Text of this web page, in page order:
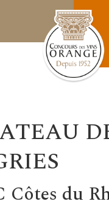
Côtes du